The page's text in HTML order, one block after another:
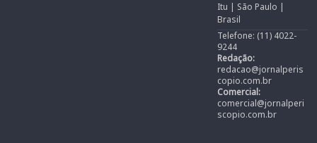
Itu | São Paulo |
Brasil
Telefone: (11) 4022-
9244
Redação:
redacao@jornalperis
copio.com.br
Comercial:
comercial@jornalperi
scopio.com.br